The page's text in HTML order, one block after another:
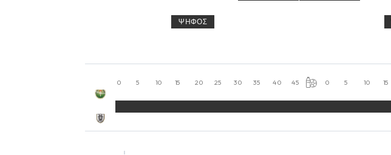
ΨΉΦΟΣ
0 5 10 15 20 25 30 35 40 45 0 5 10 15